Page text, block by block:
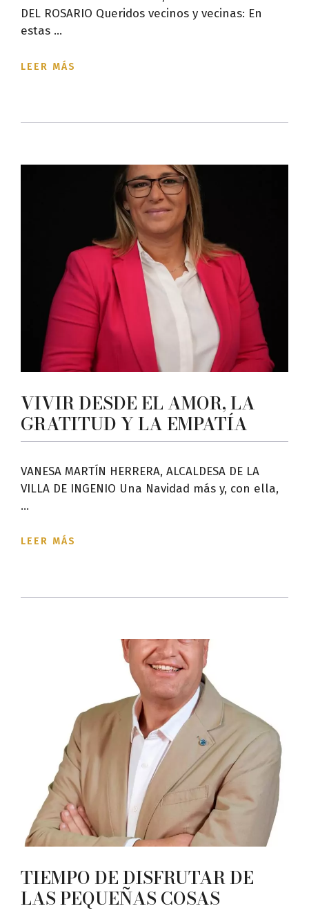
DEL ROSARIO Queridos vecinos y vecinas: En
estas ...
LEER MÁS
VIVIR DESDE EL AMOR, LA
GRATITUD Y LA EMPATÍA
VANESA MARTÍN HERRERA, ALCALDESA DE LA
VILLA DE INGENIO Una Navidad más y, con ella,
...
LEER MÁS
TIEMPO DE DISFRUTAR DE
LAS PEQUEÑAS COSAS